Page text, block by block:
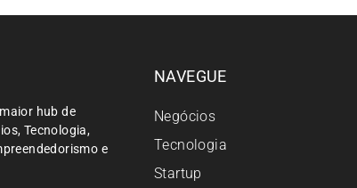
hub de
Tecnologia,
e
NAVEGUE
Negócios
Tecnologia
Startup